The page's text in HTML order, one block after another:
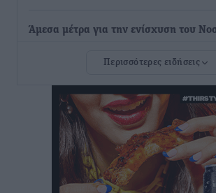
Άμεσα μέτρα για την ενίσχυση του
ανακοίνωσε ο Άδωνις Γεωργιάδης
Iατρικός Σύλλογος Ροδου προς Α.
Στρατηγικές Προτάσεις για την
Δημόσιας Υγείας στη Νησιωτική
Νοσοκομεία της Γ΄ Ζώνης
Τοπικές Ειδήσεις• πριν 13 ώρες
Περισσότερες ειδήσεις